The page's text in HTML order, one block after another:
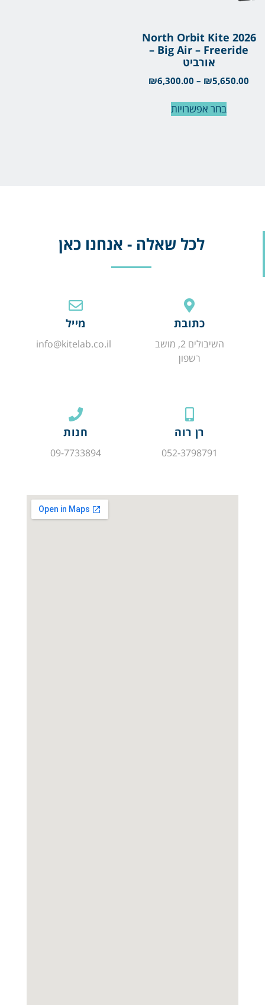
North Orbit Kite 2026
– Big Air – Freeride
אורביט
₪5,650.00
–
₪6,300.00
בחר אפשרויות
לכל שאלה - אנחנו כאן
כתובת
השיבולים 2, מושב
רשפון
מייל
info@kitelab.co.il
רן רוה
052-3798791
חנות
09-7733894